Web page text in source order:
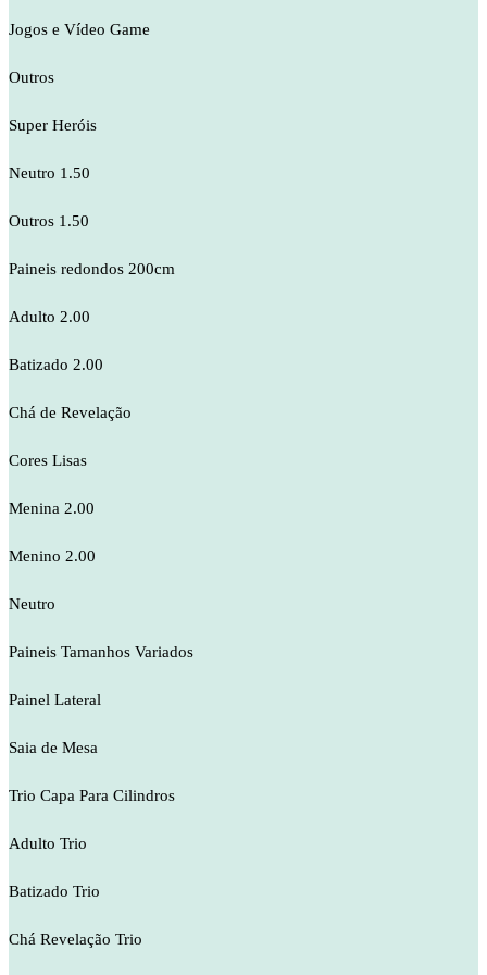
Jogos e Vídeo Game
Outros
Super Heróis
Neutro 1.50
Outros 1.50
Paineis redondos 200cm
Adulto 2.00
Batizado 2.00
Chá de Revelação
Cores Lisas
Menina 2.00
Menino 2.00
Neutro
Paineis Tamanhos Variados
Painel Lateral
Saia de Mesa
Trio Capa Para Cilindros
Adulto Trio
Batizado Trio
Chá Revelação Trio